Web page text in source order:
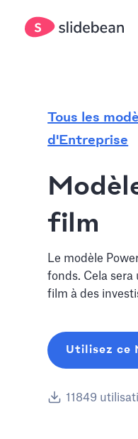
Tous les
d'Entreprise
film
Le modèle
fonds. Cela
film à des
Utilisez ce
11849